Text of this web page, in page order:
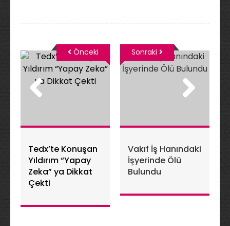
Tedx’te Konuşan
Yıldırım “Yapay
Zeka” ya Dikkat
Çekti
Önceki
Vakıf İş Hanındaki
İşyerinde Ölü
Bulundu
Sonraki